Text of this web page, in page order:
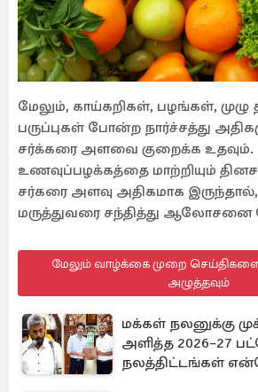
மேலும், காய்கறிகள், பழங்கள்,
பருப்புகள் போன்ற நார்ச்சத்து
சர்க்கரை அளவை குறைக்க உதவும்.
உணவுப்பழக்கத்தை மாற்றியும்
சர்கரை அளவு அதிகமாக
மருத்துவரை சந்தித்து ஆலோசனை
மேலும் வாழ்க்கை முறை
அழுத்தவும்
மக்கள் நலனுக்கு
அளித்த 2026–27
நலத்திட்டங்கள்